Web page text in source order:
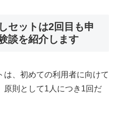
セットは2回目も申
談を紹介します
、初めての利用者に向けて
原則として1人につき1回だ